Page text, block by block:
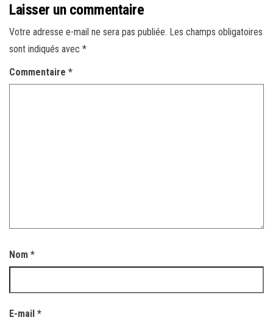
Laisser un commentaire
Votre adresse e-mail ne sera pas publiée. Les champs obligatoires
sont indiqués avec *
Commentaire *
Nom *
E-mail *